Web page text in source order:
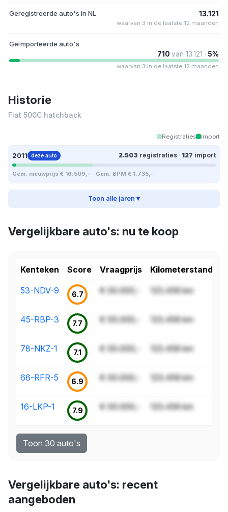
Geregistreerde auto's in NL 13.121
waarvan 3 in de laatste 12 maanden
Geïmporteerde auto's
710 van 13.121 · 5%
waarvan 3 in de laatste 12 maanden
Historie
Fiat 500C hatchback
Registraties Import
2011 deze auto 2.503 registraties · 127 import
Gem. nieuwprijs € 16.509,- · Gem. BPM € 1.735,-
Toon alle jaren ▾
Vergelijkbare auto's: nu te koop
Kenteken Score Vraagprijs Kilometerstand
53-NDV-9 6.7 € 00.000,- 123.456 km
45-RBP-3 7.7 € 00.000,- 123.456 km
78-NKZ-1 7.1 € 00.000,- 123.456 km
66-RFR-5 6.9 € 00.000,- 123.456 km
16-LKP-1 7.9 € 00.000,- 123.456 km
Toon 30 auto's
Vergelijkbare auto's: recent
aangeboden